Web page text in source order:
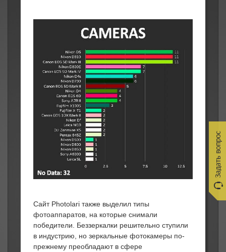
Сайт Photolari также выделил типы
фотоаппаратов, на которые снимали
победители. Беззеркалки решительно ступили
в индустрию, но зеркальные фотокамеры по-
прежнему преобладают в сфере